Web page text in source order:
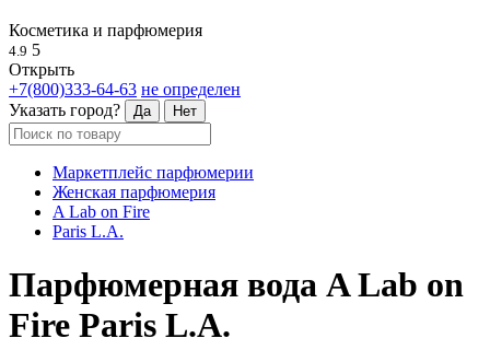
Косметика и парфюмерия
4.9 5
Открыть
+7(800)333-64-63 не определен
Указать город?
Да Нет
Маркетплейс парфюмерии
Женская парфюмерия
A Lab on Fire
Paris L.A.
Парфюмерная вода A Lab on
Fire Paris L.A.